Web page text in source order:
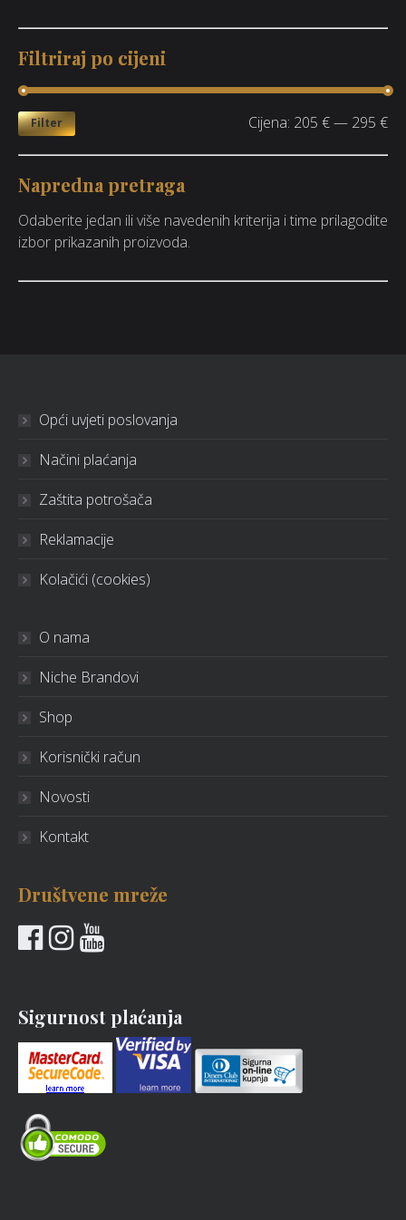
Filtriraj po cijeni
Filter Cijena: 205 €— 295 €
Napredna pretraga
Odaberite jedan ili više navedenih kriterija i time prilagodite
izbor prikazanih proizvoda.
Opći uvjeti poslovanja
Načini plaćanja
Zaštita potrošača
Reklamacije
Kolačići (cookies)
O nama
Niche Brandovi
Shop
Korisnički račun
Novosti
Kontakt
Društvene mreže
Sigurnost plaćanja